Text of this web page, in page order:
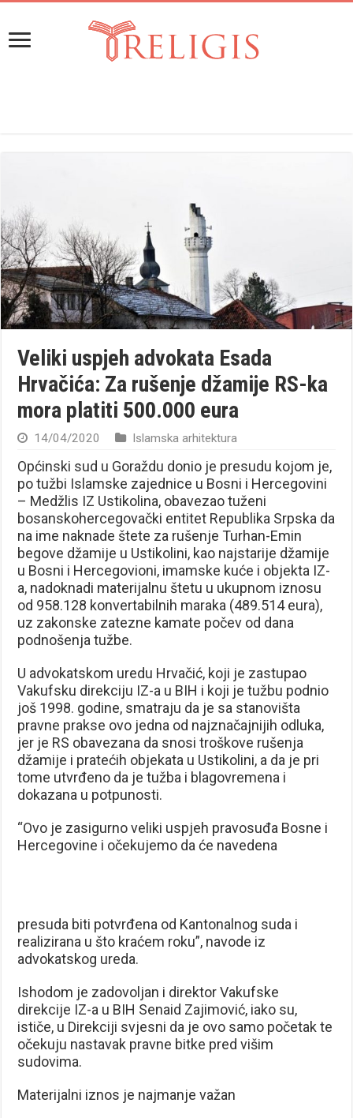
Veliki uspjeh advokata Esada
Hrvačića: Za rušenje džamije RS-ka
mora platiti 500.000 eura
14/04/2020 Islamska arhitektura
Općinski sud u Goraždu donio je presudu kojom je,
po tužbi Islamske zajednice u Bosni i Hercegovini
– Medžlis IZ Ustikolina, obavezao tuženi
bosanskohercegovački entitet Republika Srpska da
na ime naknade štete za rušenje Turhan-Emin
begove džamije u Ustikolini, kao najstarije džamije
u Bosni i Hercegovioni, imamske kuće i objekta IZ-
a, nadoknadi materijalnu štetu u ukupnom iznosu
od 958.128 konvertabilnih maraka (489.514 eura),
uz zakonske zatezne kamate počev od dana
podnošenja tužbe.
U advokatskom uredu Hrvačić, koji je zastupao
Vakufsku direkciju IZ-a u BIH i koji je tužbu podnio
još 1998. godine, smatraju da je sa stanovišta
pravne prakse ovo jedna od najznačajnijih odluka,
jer je RS obavezana da snosi troškove rušenja
džamije i pratećih objekata u Ustikolini, a da je pri
tome utvrđeno da je tužba i blagovremena i
dokazana u potpunosti.
“Ovo je zasigurno veliki uspjeh pravosuđa Bosne i
Hercegovine i očekujemo da će navedena
presuda biti potvrđena od Kantonalnog suda i
realizirana u što kraćem roku”, navode iz
advokatskog ureda.
Ishodom je zadovoljan i direktor Vakufske
direkcije IZ-a u BIH Senaid Zajimović, iako su,
ističe, u Direkciji svjesni da je ovo samo početak te
očekuju nastavak pravne bitke pred višim
sudovima.
Materijalni iznos je najmanje važan